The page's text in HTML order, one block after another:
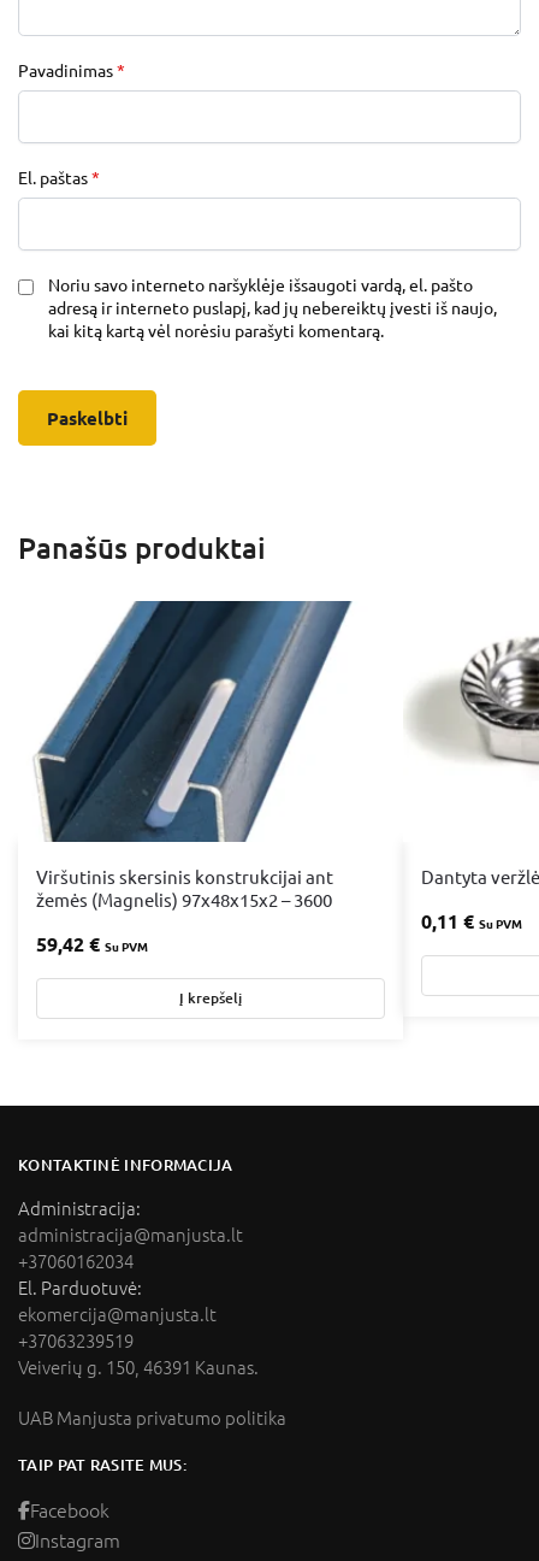
Pavadinimas*
El. paštas*
Noriu savo interneto naršyklėje išsaugoti vardą, el. pašto
adresą ir interneto puslapį, kad jų nebereiktų įvesti iš naujo,
kai kitą kartą vėl norėsiu parašyti komentarą.
Panašūs produktai
Viršutinis skersinis konstrukcijai ant
žemės (Magnelis) 97x48x15x2 – 3600
59,42€ Su PVM
Į krepšelį
Dantyta
0,11 € Su PVM
KONTAKTINĖ INFORMACIJA
Administracija:
administracija@manjusta.lt
+37060162034
El. Parduotuvė:
ekomercija@manjusta.lt
+37063239519
Veiverių g. 150, 46391 Kaunas.
UAB Manjusta privatumo politika
TAIP PAT RASITE MUS:
Facebook
Instagram